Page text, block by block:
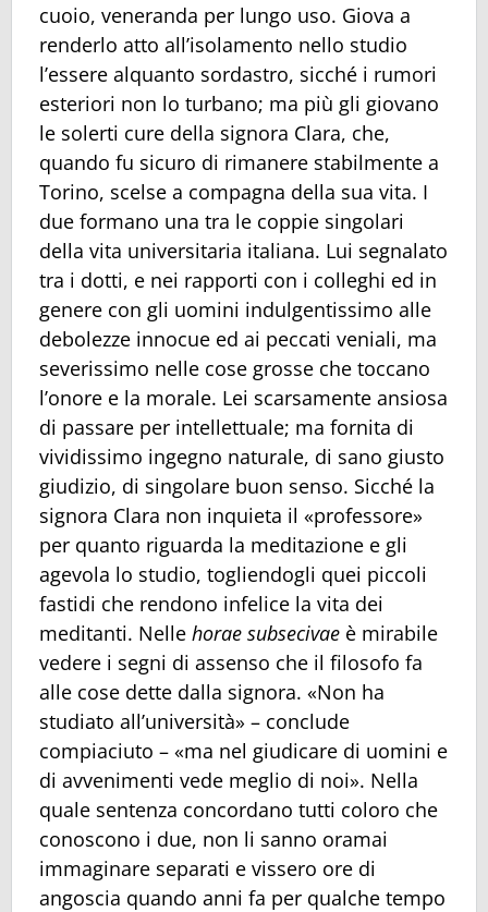
cuoio, veneranda per lungo uso. Giova a
renderlo atto all’isolamento nello studio
l’essere alquanto sordastro, sicché i rumori
esteriori non lo turbano; ma più gli giovano
le solerti cure della signora Clara, che,
quando fu sicuro di rimanere stabilmente a
Torino, scelse a compagna della sua vita. I
due formano una tra le coppie singolari
della vita universitaria italiana. Lui segnalato
tra i dotti, e nei rapporti con i colleghi ed in
genere con gli uomini indulgentissimo alle
debolezze innocue ed ai peccati veniali, ma
severissimo nelle cose grosse che toccano
l’onore e la morale. Lei scarsamente ansiosa
di passare per intellettuale; ma fornita di
vividissimo ingegno naturale, di sano giusto
giudizio, di singolare buon senso. Sicché la
signora Clara non inquieta il «professore»
per quanto riguarda la meditazione e gli
agevola lo studio, togliendogli quei piccoli
fastidi che rendono infelice la vita dei
meditanti. Nelle horae subsecivae è mirabile
vedere i segni di assenso che il filosofo fa
alle cose dette dalla signora. «Non ha
studiato all’università» – conclude
compiaciuto – «ma nel giudicare di uomini e
di avvenimenti vede meglio di noi». Nella
quale sentenza concordano tutti coloro che
conoscono i due, non li sanno oramai
immaginare separati e vissero ore di
angoscia quando anni fa per qualche tempo